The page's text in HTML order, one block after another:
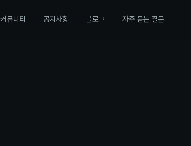
커뮤니티 공지사항 블로그 자주 묻는 질문